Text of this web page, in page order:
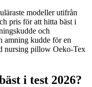
modeller utifrån
pris för att hitta bäst i
och
amning kudde för en
nursing pillow Oeko-Tex
i test 2026?